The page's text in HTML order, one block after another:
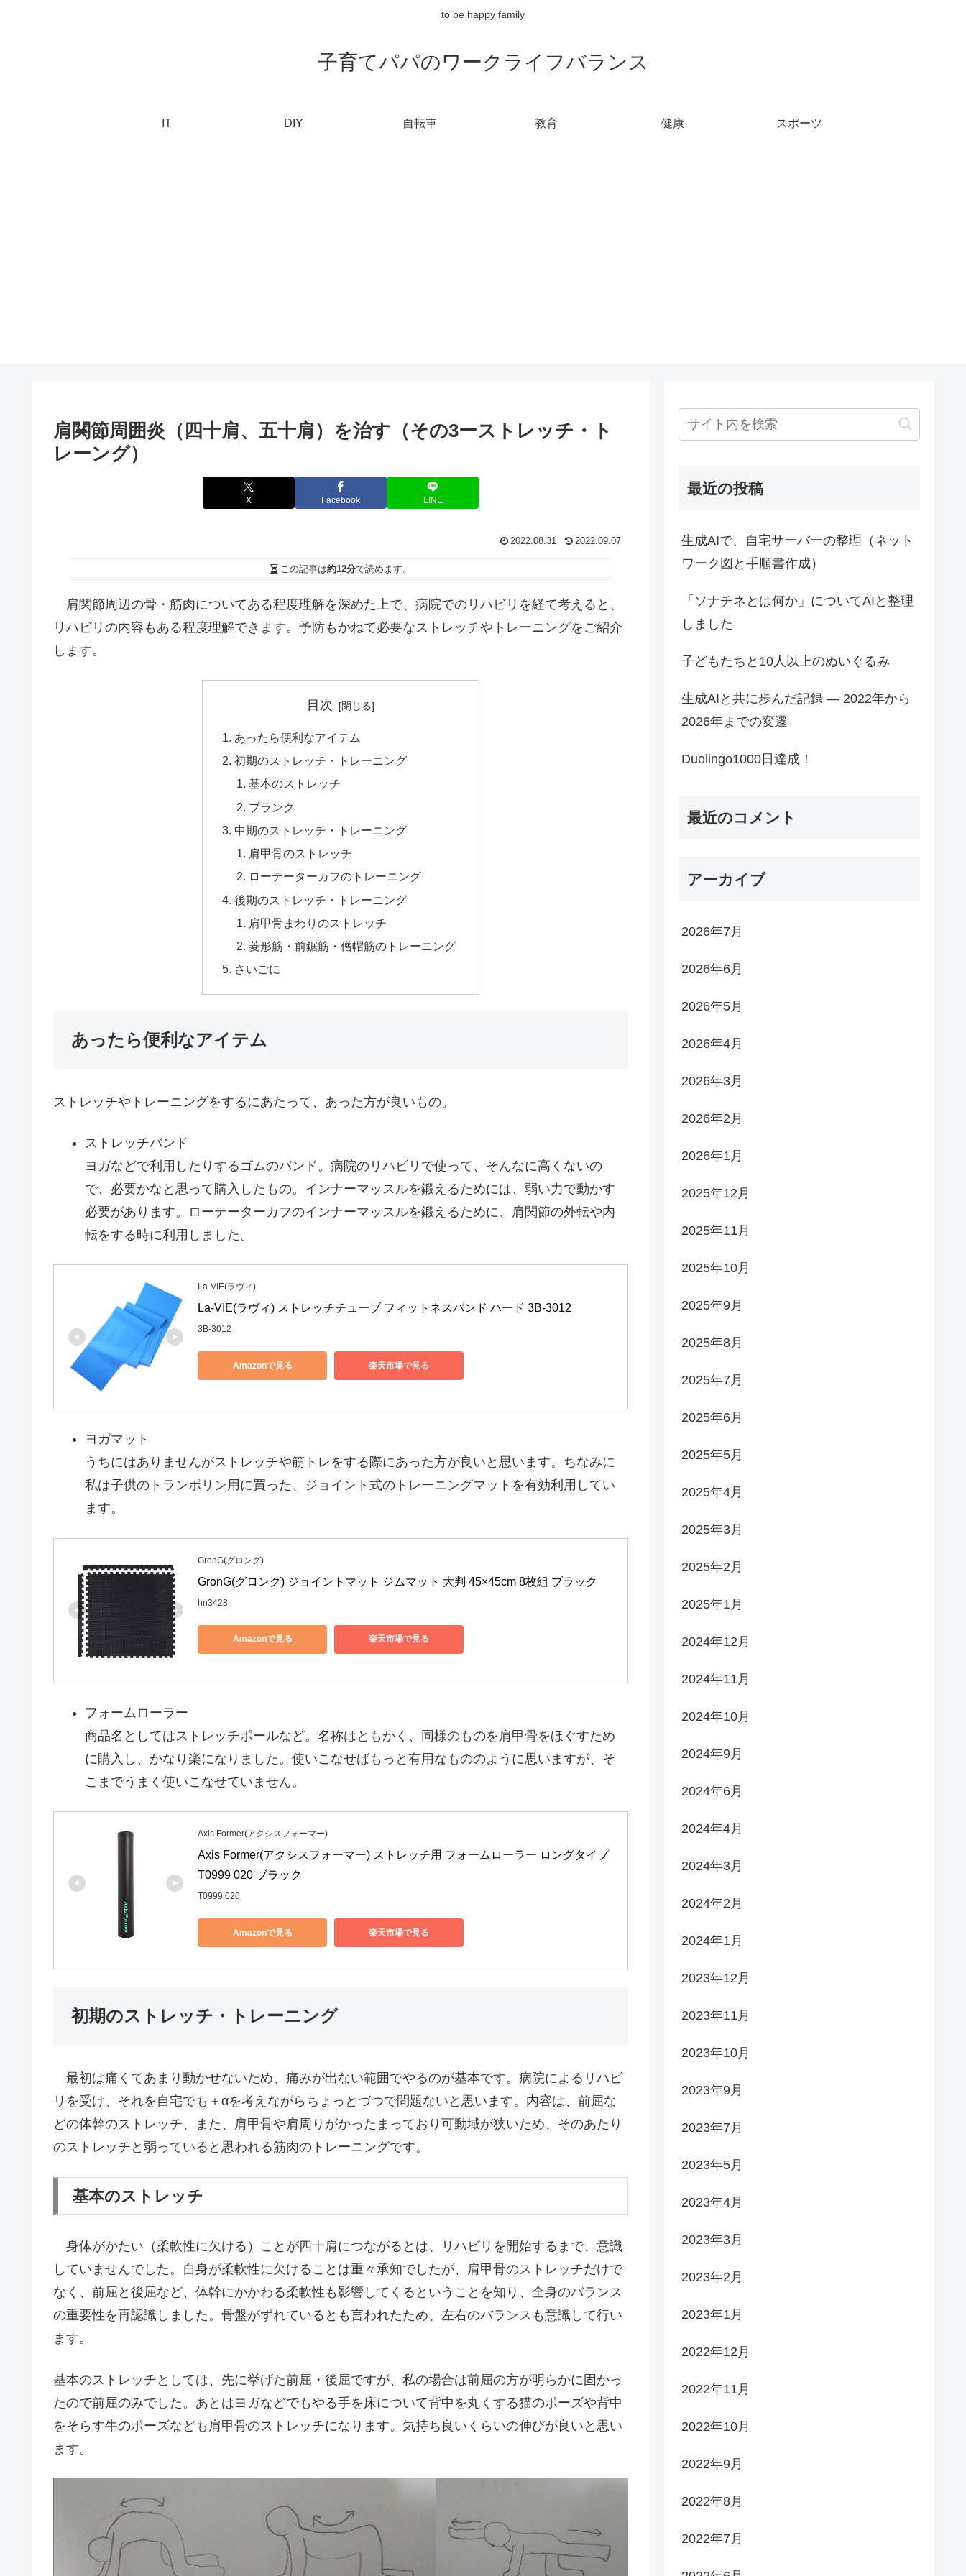
to be happy family
子育てパパのワークライフバランス
IT DIY 自転車 教育 健康 スポーツ
肩関節周囲炎（四十肩、五十肩）を治す（その3ーストレッチ・ト
レーング）
X Facebook LINE
2022.08.31 2022.09.07
この記事は約12分で読めます。
肩関節周辺の骨・筋肉についてある程度理解を深めた上で、病院でのリハビリを経て考えると、
リハビリの内容もある程度理解できます。予防もかねて必要なストレッチやトレーニングをご紹介
します。
目次
あったら便利なアイテム
初期のストレッチ・トレーニング
基本のストレッチ
プランク
中期のストレッチ・トレーニング
肩甲骨のストレッチ
ローテーターカフのトレーニング
後期のストレッチ・トレーニング
肩甲骨まわりのストレッチ
菱形筋・前鋸筋・僧帽筋のトレーニング
さいごに
あったら便利なアイテム
ストレッチやトレーニングをするにあたって、あった方が良いもの。
ストレッチバンド
ヨガなどで利用したりするゴムのバンド。病院のリハビリで使って、そんなに高くないの
で、必要かなと思って購入したもの。インナーマッスルを鍛えるためには、弱い力で動かす
必要があります。ローテーターカフのインナーマッスルを鍛えるために、肩関節の外転や内
転をする時に利用しました。
La-VIE(ラヴィ)
La-VIE(ラヴィ) ストレッチチューブ フィットネスバンド ハード 3B-3012
3B-3012
Amazonで見る 楽天市場で見る
ヨガマット
うちにはありませんがストレッチや筋トレをする際にあった方が良いと思います。ちなみに
私は子供のトランポリン用に買った、ジョイント式のトレーニングマットを有効利用してい
ます。
GronG(グロング)
GronG(グロング) ジョイントマット ジムマット 大判 45×45cm 8枚組 ブラック
hn3428
Amazonで見る 楽天市場で見る
フォームローラー
商品名としてはストレッチポールなど。名称はともかく、同様のものを肩甲骨をほぐすため
に購入し、かなり楽になりました。使いこなせばもっと有用なもののように思いますが、そ
こまでうまく使いこなせていません。
Axis Former(アクシスフォーマー)
Axis Former(アクシスフォーマー) ストレッチ用 フォームローラー ロングタイプ
T0999 020 ブラック
T0999 020
Amazonで見る 楽天市場で見る
初期のストレッチ・トレーニング
最初は痛くてあまり動かせないため、痛みが出ない範囲でやるのが基本です。病院によるリハビ
リを受け、それを自宅でも＋αを考えながらちょっとづつで問題ないと思います。内容は、前屈な
どの体幹のストレッチ、また、肩甲骨や肩周りがかったまっており可動域が狭いため、そのあたり
のストレッチと弱っていると思われる筋肉のトレーニングです。
基本のストレッチ
身体がかたい（柔軟性に欠ける）ことが四十肩につながるとは、リハビリを開始するまで、意識
していませんでした。自身が柔軟性に欠けることは重々承知でしたが、肩甲骨のストレッチだけで
なく、前屈と後屈など、体幹にかかわる柔軟性も影響してくるということを知り、全身のバランス
の重要性を再認識しました。骨盤がずれているとも言われたため、左右のバランスも意識して行い
ます。
基本のストレッチとしては、先に挙げた前屈・後屈ですが、私の場合は前屈の方が明らかに固かっ
たので前屈のみでした。あとはヨガなどでもやる手を床について背中を丸くする猫のポーズや背中
をそらす牛のポーズなども肩甲骨のストレッチになります。気持ち良いくらいの伸びが良いと思い
ます。
最近の投稿
生成AIで、自宅サーバーの整理（ネット
ワーク図と手順書作成）
「ソナチネとは何か」についてAIと整理
しました
子どもたちと10人以上のぬいぐるみ
生成AIと共に歩んだ記録 ― 2022年から
2026年までの変遷
Duolingo1000日達成！
最近のコメント
アーカイブ
2026年7月
2026年6月
2026年5月
2026年4月
2026年3月
2026年2月
2026年1月
2025年12月
2025年11月
2025年10月
2025年9月
2025年8月
2025年7月
2025年6月
2025年5月
2025年4月
2025年3月
2025年2月
2025年1月
2024年12月
2024年11月
2024年10月
2024年9月
2024年6月
2024年4月
2024年3月
2024年2月
2024年1月
2023年12月
2023年11月
2023年10月
2023年9月
2023年7月
2023年5月
2023年4月
2023年3月
2023年2月
2023年1月
2022年12月
2022年11月
2022年10月
2022年9月
2022年8月
2022年7月